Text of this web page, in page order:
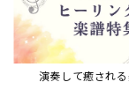
演奏して癒され